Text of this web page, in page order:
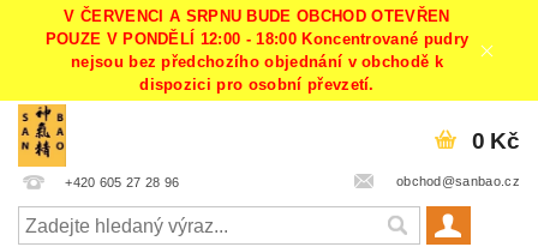
V ČERVENCI A SRPNU BUDE OBCHOD OTEVŘEN
POUZE V PONDĚLÍ 12:00 - 18:00 Koncentrované pudry
nejsou bez předchozího objednání v obchodě k
dispozici pro osobní převzetí.
+420 605 27 28 96 obchod@sanbao.cz
0 Kč